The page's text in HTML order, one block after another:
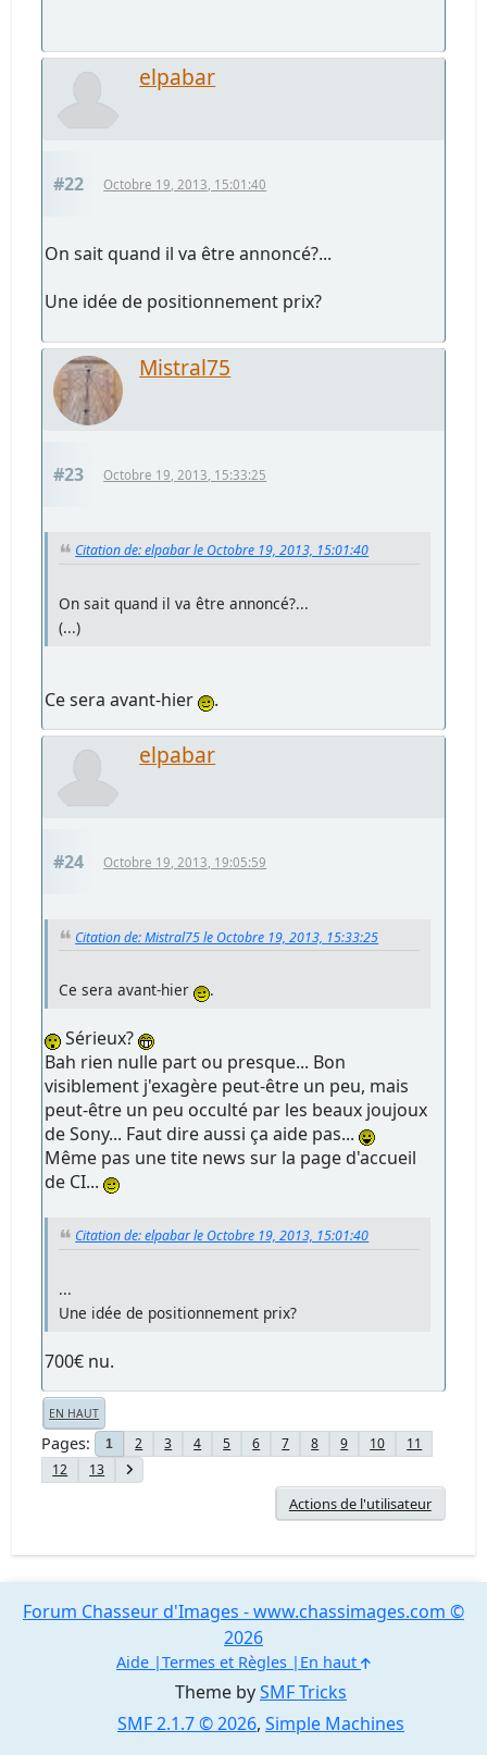
elpabar
#22 Octobre 19, 2013, 15:01:40
On sait quand il va être annoncé?...
Une idée de positionnement prix?
Mistral75
#23 Octobre 19, 2013, 15:33:25
Citation de: elpabar le Octobre 19, 2013, 15:01:40
On sait quand il va être annoncé?...
(...)
Ce sera avant-hier .
elpabar
#24 Octobre 19, 2013, 19:05:59
Citation de: Mistral75 le Octobre 19, 2013, 15:33:25
Ce sera avant-hier .
Sérieux?
Bah rien nulle part ou presque... Bon
visiblement j'exagère peut-être un peu, mais
peut-être un peu occulté par les beaux joujoux
de Sony... Faut dire aussi ça aide pas...
Même pas une tite news sur la page d'accueil
de CI...
Citation de: elpabar le Octobre 19, 2013, 15:01:40
...
Une idée de positionnement prix?
700€ nu.
EN HAUT
Pages 1 2 3 4 5 6 7 8 9 10
11
12
13
Actions de l'utilisateur
Theme bySMF Tricks
SMF 2.1.7 © 2026, Simple Machines
Forum Chasseur d'Images - www.chassimages.com ©
2026
Aide Termes et Règles En haut